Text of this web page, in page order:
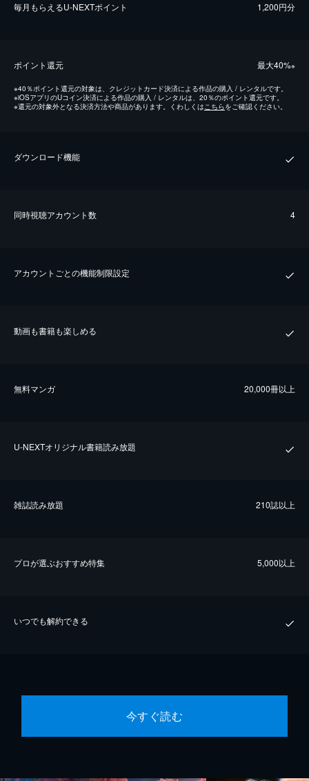
毎⽉もらえるU-NEXTポイント 1,200円分
ポイント還元 最⼤40%※
※40％ポイント還元の対象は、クレジットカード決済による作品の購入 / レンタルです。
※iOSアプリのUコイン決済による作品の購入 / レンタルは、20％のポイント還元です。
※還元の対象外となる決済方法や商品があります。くわしくはこちらをご確認ください。
ダウンロード機能
同時視聴アカウント数 4
アカウントごとの機能制限設定
動画も書籍も楽しめる
無料マンガ 20,000冊以上
U-NEXTオリジナル書籍読み放題
雑誌読み放題 210誌以上
プロが選ぶおすすめ特集 5,000以上
いつでも解約できる
今すぐ読む